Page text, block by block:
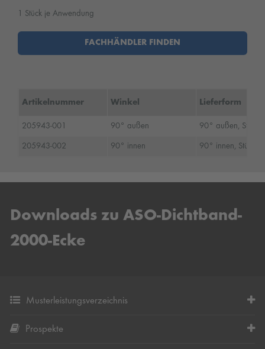
1 Stück je Anwendung
FACHHÄNDLER FINDEN
Artikelnummer Winkel Lieferform
205943-001 90° außen 90° außen, Stück
205943-002 90° innen 90° innen, Stück
Downloads zu ASO-Dichtband-
2000-Ecke
Musterleistungsverzeichnis
Prospekte